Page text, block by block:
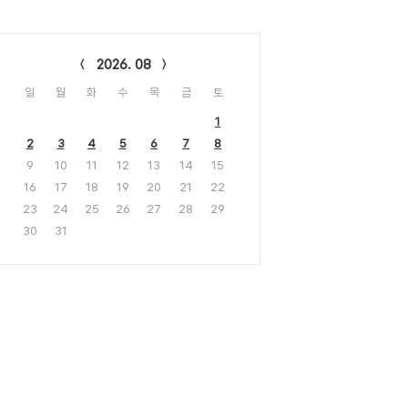
2026. 08
일 월 화 수 목 금 토
1
2
3 4 5 6 7
8
9
10 11 12 13 14
15
16
17 18 19 20 21
22
23
24 25 26 27 28
29
30
31